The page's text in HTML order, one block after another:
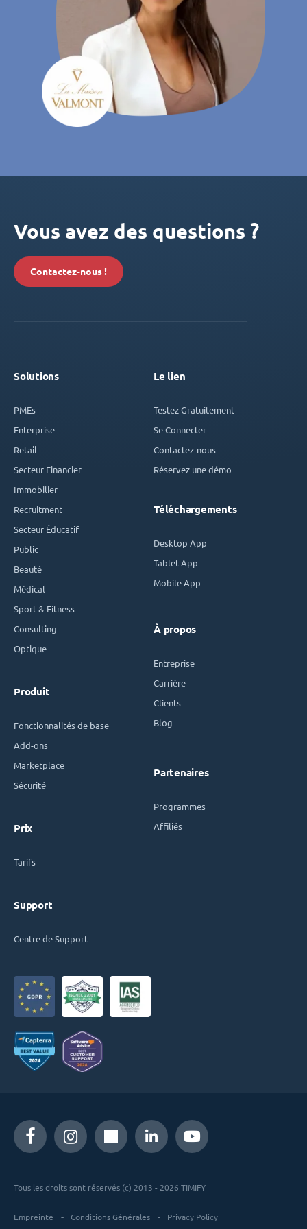
Vous avez des questions ?
Contactez-nous !
Solutions
PMEs
Enterprise
Retail
Secteur Financier
Immobilier
Recruitment
Secteur Éducatif
Public
Beauté
Médical
Sport & Fitness
Consulting
Optique
Produit
Fonctionnalités de base
Add-ons
Marketplace
Sécurité
Prix
Tarifs
Support
Centre de Support
Le lien
Testez Gratuitement
Se Connecter
Contactez-nous
Réservez une démo
Téléchargements
Desktop App
Tablet App
Mobile App
À propos
Entreprise
Carrière
Clients
Blog
Partenaires
Programmes
Affiliés
Tous les droits sont réservés (c) 2013 - 2026 TIMIFY
Empreinte Conditions Générales Privacy Policy